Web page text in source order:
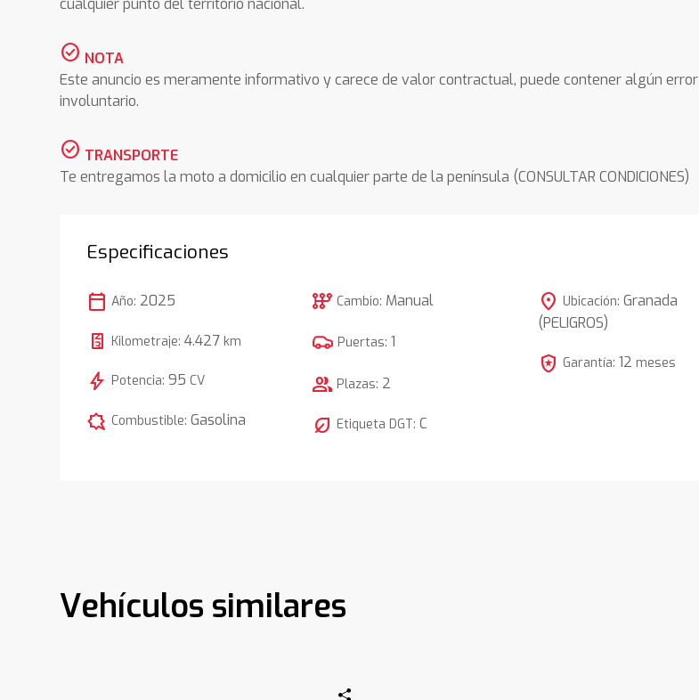
cualquier punto del territorio nacional.
check_circle NOTA
Este anuncio es meramente informativo y carece de valor contractual, puede contener algún error
involuntario.
check_circle TRANSPORTE
Te entregamos la moto a domicilio en cualquier parte de la península (CONSULTAR CONDICIONES)
Especificaciones
calendar_today Año: 2025
Kilometraje:4.427 km
bolt Potencia:95 CV
comic_bubble Combustible:Gasolina
auto_transmission Cambio: Manual
Puertas:1
group Plazas: 2
nest_eco_leaf Etiqueta DGT:C
location_on Ubicación: Granada
(PELIGROS)
local_police Garantía: 12 meses
Vehículos similares